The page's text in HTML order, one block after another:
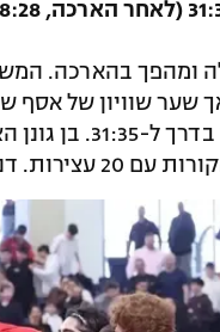
ומהפך בהארכה.
שער שוויון של